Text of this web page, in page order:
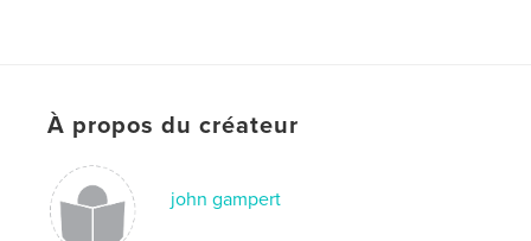
À propos du créateur
john gampert